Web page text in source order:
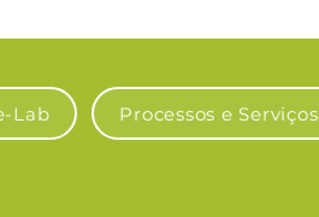
Lab Processos e Serviços